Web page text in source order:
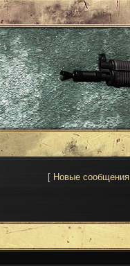
[ Новые сообщения